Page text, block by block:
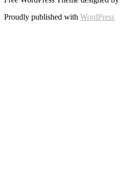
Proudly published with WordPress